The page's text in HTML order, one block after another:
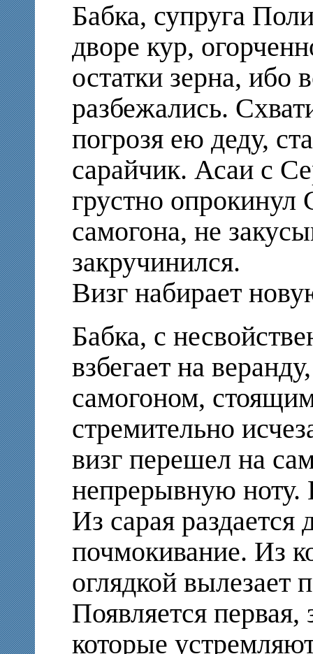
Бабка, супруга
дворе кур,
остатки зерна, ибо
разбежались.
погрозя ею деду,
сарайчик. Асаи с
грустно опрокинул
самогона, не
закручинился.
Визг набирает
Бабка, с
взбегает на
самогоном,
стремительно
визг перешел на
непрерывную ноту.
Из сарая раздается
почмокивание. Из
оглядкой вылезает
Появляется первая,
которые